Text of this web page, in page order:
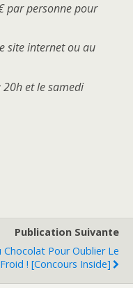
par personne pour
site internet ou au
et le samedi
Publication Suivante
Chocolat Pour Oublier Le
Froid ! [Concours Inside]